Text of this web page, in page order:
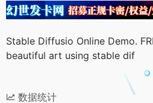
Stable Diffusio Online Demo.
beautiful art using stable dif
数据统计